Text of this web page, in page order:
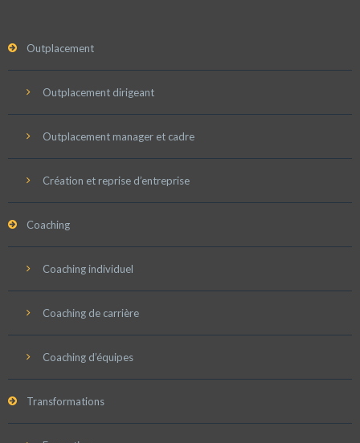
Outplacement
Outplacement dirigeant
Outplacement manager et cadre
Création et reprise d’entreprise
Coaching
Coaching individuel
Coaching de carrière
Coaching d’équipes
Transformations